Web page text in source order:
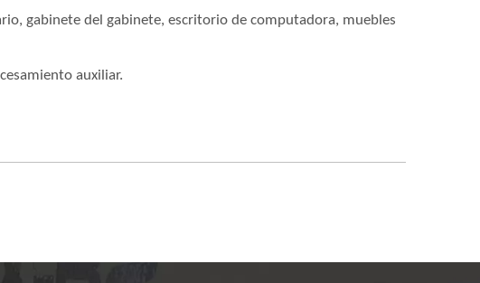
gabinete del gabinete, escritorio de computadora, muebles
auxiliar.